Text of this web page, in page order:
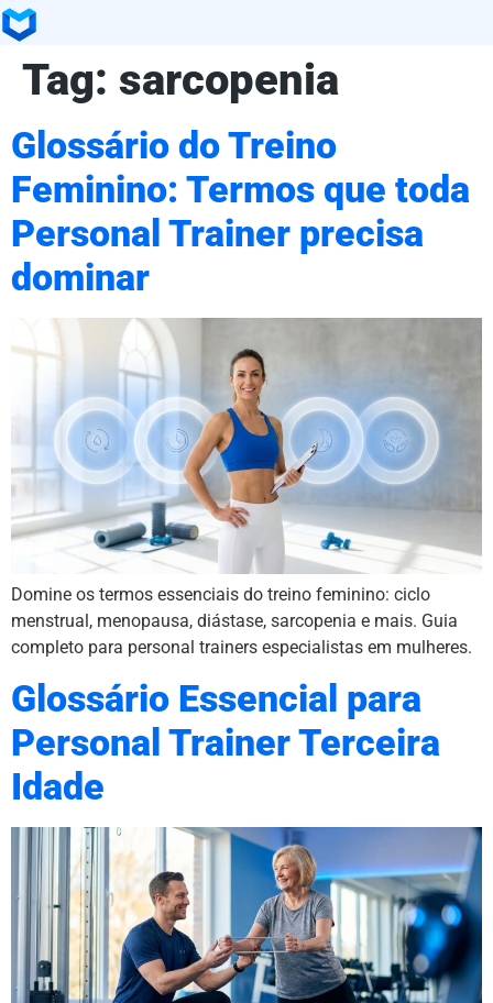
Tag: sarcopenia
Glossário do Treino
Feminino: Termos que toda
Personal Trainer precisa
dominar
Domine os termos essenciais do treino feminino: ciclo
menstrual, menopausa, diástase, sarcopenia e mais. Guia
completo para personal trainers especialistas em mulheres.
Glossário Essencial para
Personal Trainer Terceira
Idade